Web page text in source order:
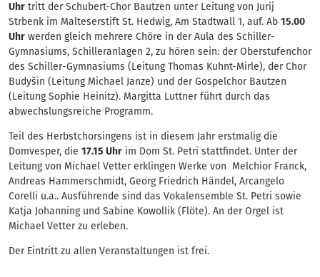
Uhr tritt der Schubert-Chor Bautzen unter Leitung von Jurij
Strbenk im Malteserstift St. Hedwig, Am Stadtwall 1, auf. Ab 15.00
Uhr werden gleich mehrere Chöre in der Aula des Schiller-
Gymnasiums, Schilleranlagen 2, zu hören sein: der Oberstufenchor
des Schiller-Gymnasiums (Leitung Thomas Kuhnt-Mirle), der Chor
Budyšin (Leitung Michael Janze) und der Gospelchor Bautzen
(Leitung Sophie Heinitz). Margitta Luttner führt durch das
abwechslungsreiche Programm.
Teil des Herbstchorsingens ist in diesem Jahr erstmalig die
Domvesper, die 17.15 Uhr im Dom St. Petri stattfindet. Unter der
Leitung von Michael Vetter erklingen Werke von Melchior Franck,
Andreas Hammerschmidt, Georg Friedrich Händel, Arcangelo
Corelli u.a.. Ausführende sind das Vokalensemble St. Petri sowie
Katja Johanning und Sabine Kowollik (Flöte). An der Orgel ist
Michael Vetter zu erleben.
Der Eintritt zu allen Veranstaltungen ist frei.